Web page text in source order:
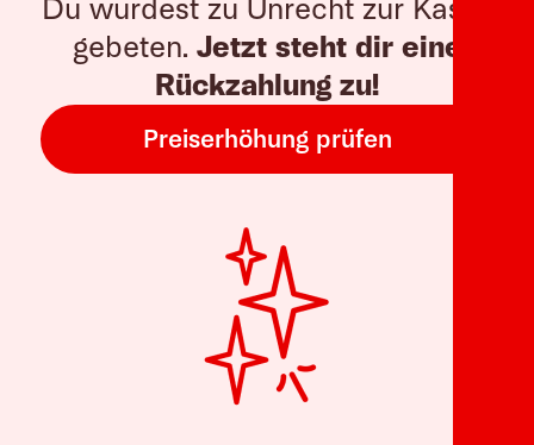
Du wurdest zu Unrecht zur Kasse
gebeten. Jetzt steht dir eine
Rückzahlung zu!
Preiserhöhung prüfen